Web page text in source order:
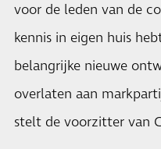
voor de leden van de
kennis in eigen huis
belangrijke nieuwe
overlaten aan
stelt de voorzitter van